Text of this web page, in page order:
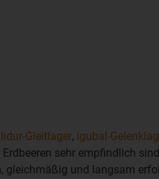
Gleitlager, igubal-
Erdbeeren sehr empfindlich
gleichmäßig und langsam